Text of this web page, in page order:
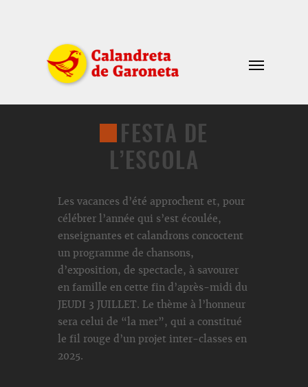
FESTA DE
L’ESCOLA
Les vacances d’été approchent et, pour
célébrer l’année qui s’est écoulée,
enseignantes et calandrons concoctent
un programme de chansons,
d’exposition, de spectacle, à savourer
en famille en cette fin d’après-midi du
JEUDI 3 JUILLET. Le thème à l’honneur
sera celui de “la mer”, qui a constitué
le fil rouge d’un projet inter-classes en
2025.